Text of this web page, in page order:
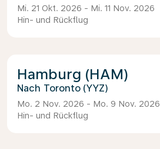
Mi. 21 Okt. 2026 - Mi. 11 Nov. 2026
Hin- und Rückflug
Hamburg (HAM)
Toronto (YYZ)
Mo. 2 Nov. 2026 - Mo. 9 Nov. 2026
Hin- und Rückflug